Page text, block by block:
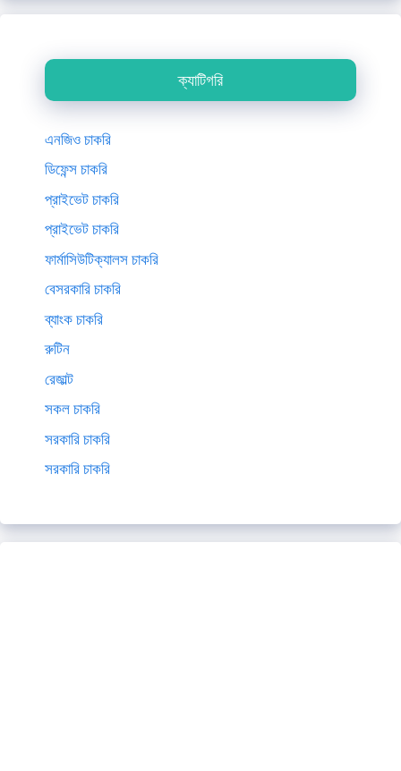
ক্যাটিগরি
এনজিও চাকরি
ডিফেন্স চাকরি
প্রাইভেট চাকরি
প্রাইভেট চাকরি
ফার্মাসিউটিক্যালস চাকরি
বেসরকারি চাকরি
ব্যাংক চাকরি
রুটিন
রেজাল্ট
সকল চাকরি
সরকারি চাকরি
সরকারি চাকরি